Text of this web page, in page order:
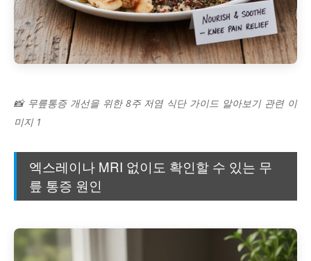
📸 무릎통증 개선을 위한 8주 저염 식단 가이드 알아보기 관련 이
미지 1
엑스레이나 MRI 없이도 확인할 수 있는 무
릎 통증 원인